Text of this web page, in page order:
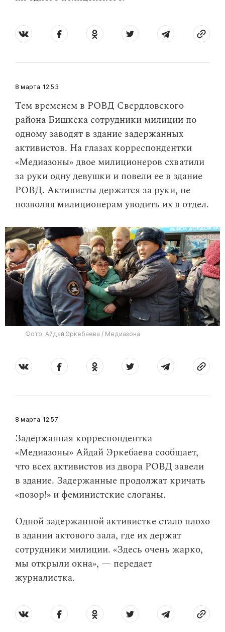
12:53
8 марта
Тем временем в РОВД Свердловского
района Бишкека сотрудники милиции по
одному заводят в здание задержанных
активистов. На глазах корреспондентки
«Медиазоны» двое милиционеров схватили
за руки одну девушки и повели ее в здание
РОВД. Активисты держатся за руки, не
позволяя милиционерам уводить их в отдел.
Фото: Айдай Эркебаева / Медиазона
12:57
8 марта
Задержанная корреспондентка
«Медиазоны» Айдай Эркебаева сообщает,
что всех активистов из двора РОВД завели
в здание. Задержанные продолжат кричать
«позор!» и феминистские слоганы.
Одной задержанной активистке стало плохо
в здании актового зала, где их держат
сотрудники милиции. «Здесь очень жарко,
мы открыли окна», — передает
журналистка.